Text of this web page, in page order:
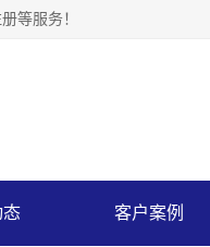
等服务！
态 客户案例